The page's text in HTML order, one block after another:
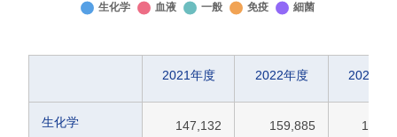
2021年度 2022年度 2023年
生化学 147,132 159,885